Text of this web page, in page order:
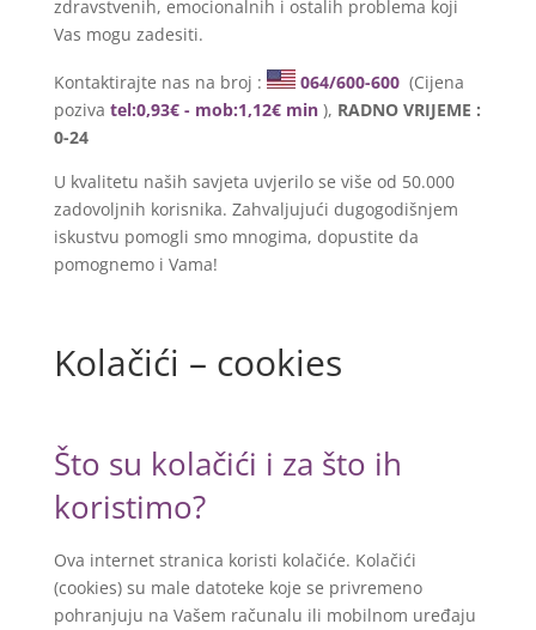
zdravstvenih, emocionalnih i ostalih problema koji
Vas mogu zadesiti.
Kontaktirajte nas na broj : 064/600-600 (Cijena
poziva tel:0,93€ - mob:1,12€ min ), RADNO VRIJEME :
0-24
U kvalitetu naših savjeta uvjerilo se više od 50.000
zadovoljnih korisnika. Zahvaljujući dugogodišnjem
iskustvu pomogli smo mnogima, dopustite da
pomognemo i Vama!
Kolačići – cookies
Što su kolačići i za što ih
koristimo?
Ova internet stranica koristi kolačiće. Kolačići
(cookies) su male datoteke koje se privremeno
pohranjuju na Vašem računalu ili mobilnom uređaju